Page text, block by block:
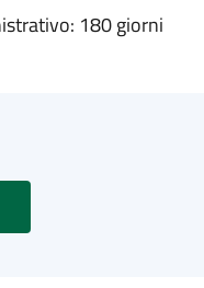
180 giorni